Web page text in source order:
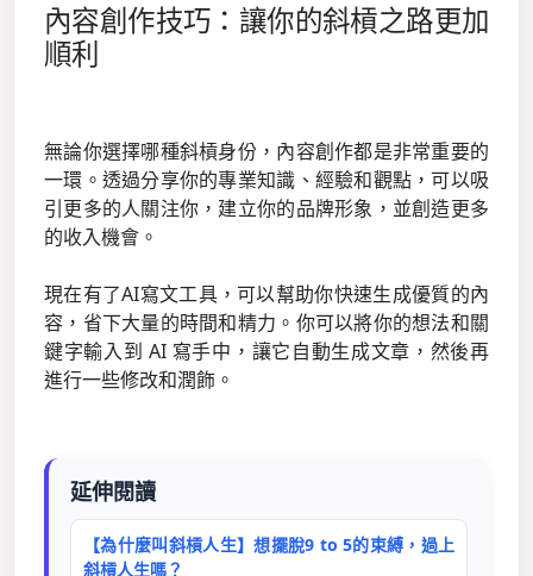
內容創作技巧：讓你的斜槓之路更加
順利
無論你選擇哪種斜槓身份，內容創作都是非常重要的
一環。透過分享你的專業知識、經驗和觀點，可以吸
引更多的人關注你，建立你的品牌形象，並創造更多
的收入機會。
現在有了AI寫文工具，可以幫助你快速生成優質的內
容，省下大量的時間和精力。你可以將你的想法和關
鍵字輸入到 AI 寫手中，讓它自動生成文章，然後再
進行一些修改和潤飾。
延伸閱讀
【為什麼叫斜槓人生】想擺脫9 to 5的束縛，過上
斜槓人生嗎？